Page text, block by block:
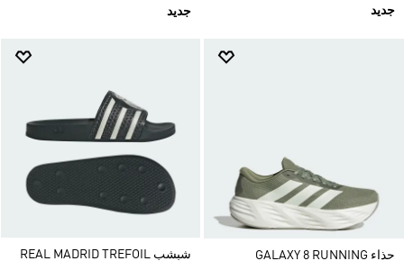
جديد جديد
حذاء GALAXY 8 RUNNING
شبشب REAL MADRID TREFOIL